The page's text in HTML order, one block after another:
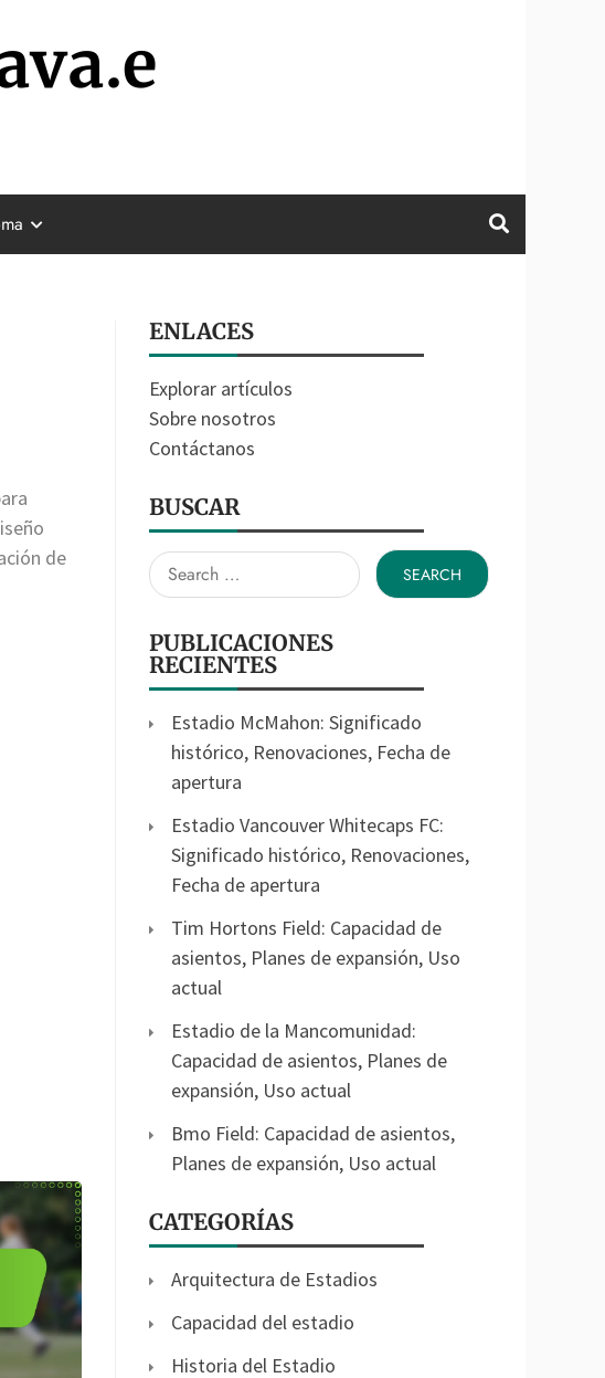
de
ENLACES
Explorar artículos
Sobre nosotros
Contáctanos
BUSCAR
Search
for:
PUBLICACIONES
RECIENTES
Estadio McMahon: Significado
histórico, Renovaciones, Fecha de
apertura
Estadio Vancouver Whitecaps FC:
Significado histórico, Renovaciones,
Fecha de apertura
Tim Hortons Field: Capacidad de
asientos, Planes de expansión, Uso
actual
Estadio de la Mancomunidad:
Capacidad de asientos, Planes de
expansión, Uso actual
Bmo Field: Capacidad de asientos,
Planes de expansión, Uso actual
CATEGORÍAS
Arquitectura de Estadios
Capacidad del estadio
Historia del Estadio